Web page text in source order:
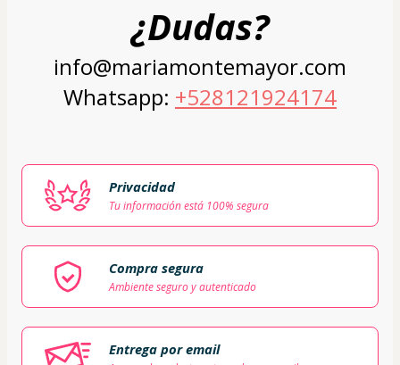
¿Dudas?
info@mariamontemayor.com
Whatsapp: +528121924174
Privacidad
Tu información está 100% segura
Compra segura
Ambiente seguro y autenticado
Entrega por email